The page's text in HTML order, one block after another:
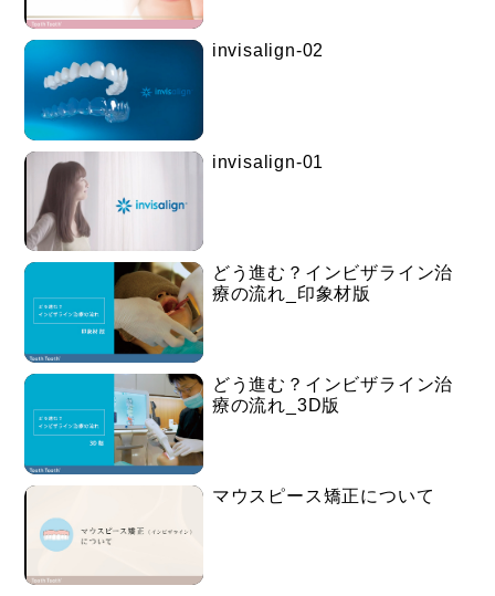
invisalign-02
invisalign-01
どう進む？インビザライン治
療の流れ_印象材版
どう進む？インビザライン治
療の流れ_3D版
マウスピース矯正について